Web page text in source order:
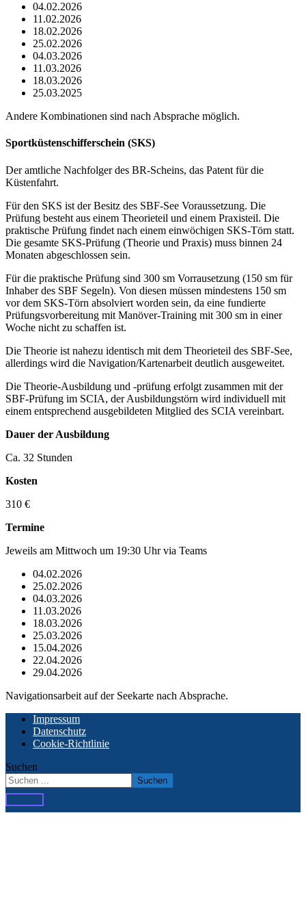
04.02.2026
11.02.2026
18.02.2026
25.02.2026
04.03.2026
11.03.2026
18.03.2026
25.03.2025
Andere Kombinationen sind nach Absprache möglich.
Sportküstenschifferschein (SKS)
Der amtliche Nachfolger des BR-Scheins, das Patent für die
Küstenfahrt.
Für den SKS ist der Besitz des SBF-See Voraussetzung. Die
Prüfung besteht aus einem Theorieteil und einem Praxisteil. Die
praktische Prüfung findet nach einem einwöchigen SKS-Törn statt.
Die gesamte SKS-Prüfung (Theorie und Praxis) muss binnen 24
Monaten abgeschlossen sein.
Für die praktische Prüfung sind 300 sm Vorrausetzung (150 sm für
Inhaber des SBF Segeln). Von diesen müssen mindestens 150 sm
vor dem SKS-Törn absolviert worden sein, da eine fundierte
Prüfungsvorbereitung mit Manöver-Training mit 300 sm in einer
Woche nicht zu schaffen ist.
Die Theorie ist nahezu identisch mit dem Theorieteil des SBF-See,
allerdings wird die Navigation/Kartenarbeit deutlich ausgeweitet.
Die Theorie-Ausbildung und -prüfung erfolgt zusammen mit der
SBF-Prüfung im SCIA, der Ausbildungstörn wird individuell mit
einem entsprechend ausgebildeten Mitglied des SCIA vereinbart.
Dauer der Ausbildung
Ca. 32 Stunden
Kosten
310 €
Termine
Jeweils am Mittwoch um 19:30 Uhr via Teams
04.02.2026
25.02.2026
04.03.2026
11.03.2026
18.03.2026
25.03.2026
15.04.2026
22.04.2026
29.04.2026
Navigationsarbeit auf der Seekarte nach Absprache.
Impressum
Datenschutz
Cookie-Richtlinie
Suchen
Suchen